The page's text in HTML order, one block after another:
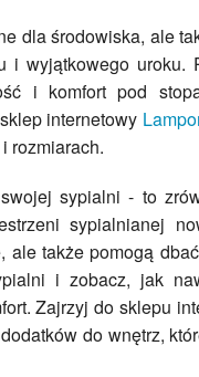
dla środowiska, ale
wyjątkowego uroku.
i komfort pod
internetowy
rozmiarach.
sypialni - to
sypialnianej
ale także pomogą
i zobacz, jak
Zajrzyj do sklepu
do wnętrz,